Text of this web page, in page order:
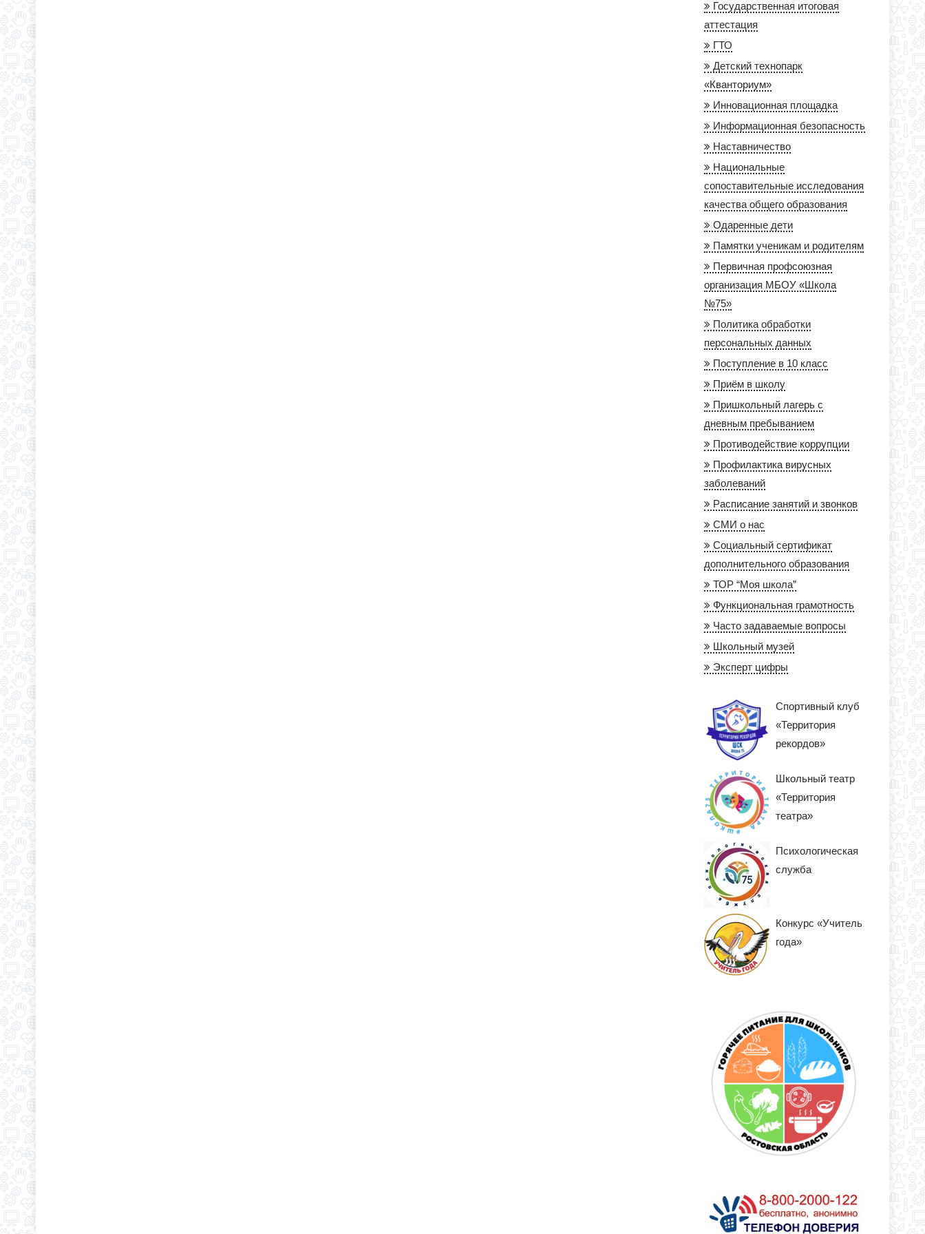
Государственная итоговая
аттестация
ГТО
Детский технопарк
«Кванториум»
Инновационная площадка
Информационная безопасность
Наставничество
Национальные
сопоставительные исследования
качества общего образования
Одаренные дети
Памятки ученикам и родителям
Первичная профсоюзная
организация МБОУ «Школа
№75»
Политика обработки
персональных данных
Поступление в 10 класс
Приём в школу
Пришкольный лагерь с
дневным пребыванием
Противодействие коррупции
Профилактика вирусных
заболеваний
Расписание занятий и звонков
СМИ о нас
Социальный сертификат
дополнительного образования
ТОР “Моя школа”
Функциональная грамотность
Часто задаваемые вопросы
Школьный музей
Эксперт цифры
Спортивный клуб
«Территория
рекордов»
Школьный театр
«Территория
театра»
Психологическая
служба
Конкурс «Учитель
года»